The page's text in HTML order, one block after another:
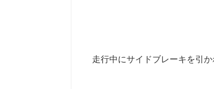
走行中にサイドブレーキを引